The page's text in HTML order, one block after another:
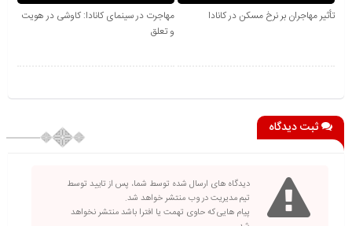
تأثیر مهاجران بر نرخ مسکن در کانادا
مهاجرت در سینمای کانادا: کاوشی در هویت
و تعلق
ثبت دیدگاه
دیدگاه های ارسال شده توسط شما، پس از تایید توسط
تیم مدیریت در وب منتشر خواهد شد.
پیام هایی که حاوی تهمت یا افترا باشد منتشر نخواهد